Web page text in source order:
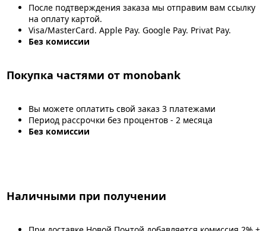
После подтверждения заказа мы отправим вам ссылку
на оплату картой.
Visa/MasterCard. Apple Pay. Google Pay. Privat Pay.
Без комиссии
Покупка частями от monobank
Вы можете оплатить свой заказ 3 платежами
Период рассрочки без процентов - 2 месяца
Без комиссии
Наличными при получении